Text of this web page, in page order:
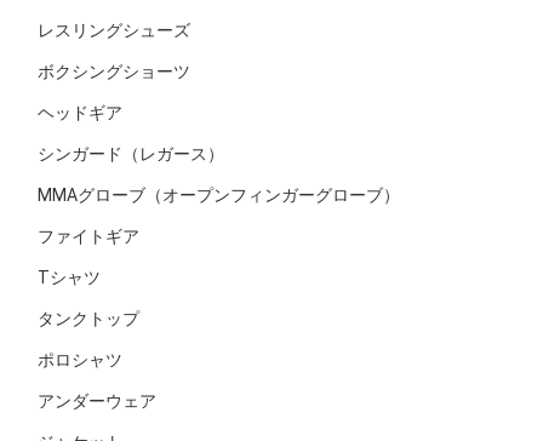
レスリングシューズ
ボクシングショーツ
ヘッドギア
シンガード（レガース）
MMAグローブ（オープンフィンガーグローブ）
ファイトギア
Tシャツ
タンクトップ
ポロシャツ
アンダーウェア